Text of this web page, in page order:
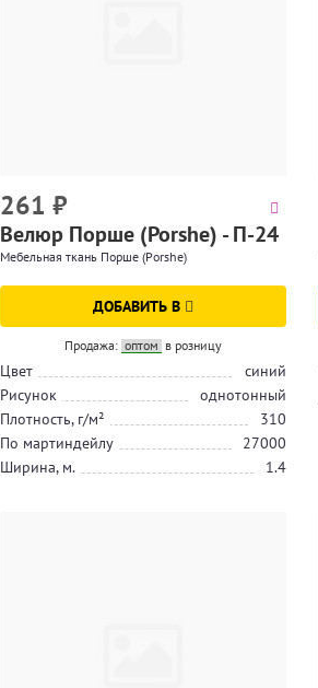
261 ₽
Велюр Порше (Porshe) - П-24
Мебельная ткань Порше (Porshe)
ДОБАВИТЬ В
Продажа: оптом в розницу
Цвет
синий
Рисунок
однотонный
Плотность, г/м²
310
По мартиндейлу
27000
Ширина, м.
1.4